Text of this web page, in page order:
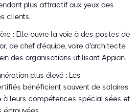
plus attractif aux yeux des
clients.
: Elle ouvre la voie à des postes de
de chef d'équipe, voire d'architecte
des organisations utilisant Appian.
plus élevé : Les
bénéficient souvent de salaires
à leurs compétences spécialisées et